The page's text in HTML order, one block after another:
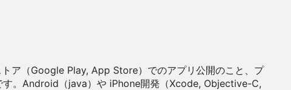
ア（Google Play, App Store）でのアプリ公開のこと、プ
す。Android（java）や iPhone開発（Xcode, Objective-C,